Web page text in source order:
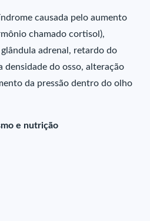
causada pelo aumento
chamado cortisol),
adrenal, retardo do
densidade do osso, alteração
da pressão dentro do olho
e nutrição